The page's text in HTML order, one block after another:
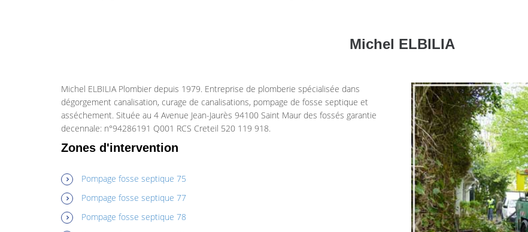
Michel ELBILIA
Michel ELBILIA Plombier depuis 1979. Entreprise de plomberie spécialisée dans
dégorgement canalisation, curage de canalisations, pompage de fosse septique et
asséchement. Située au 4 Avenue Jean-Jaurès 94100 Saint Maur des fossés garantie
decennale: n°94286191 Q001 RCS Creteil 520 119 918.
Zones d'intervention
Pompage fosse septique 75
Pompage fosse septique 77
Pompage fosse septique 78